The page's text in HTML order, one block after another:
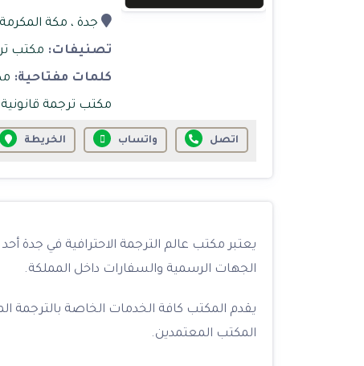
جدة ، مكة المكرمة
تصنيفات: مكتب
كلمات مفتاحية:
مكتب ترجمة قانونية
اتصل واتساب الخريطة
يعتبر مكتب عالم الترجمة الاحترافية في جدة
الجهات الرسمية والسفارات داخل المملكة.
يقدم المكتب كافة الخدمات الخاصة بالترجمة
المكتب المعتمدين.